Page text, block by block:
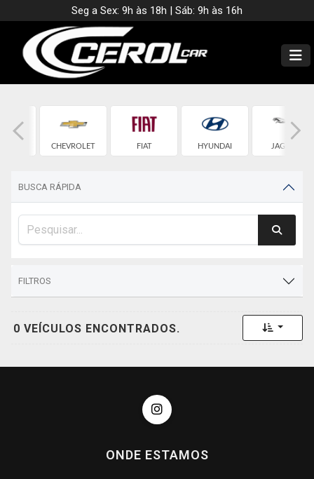
Seg a Sex: 9h às 18h | Sáb: 9h às 16h
CHEVROLET FIAT HYUNDAI JAGUAR
BUSCA RÁPIDA
FILTROS
0 VEÍCULOS ENCONTRADOS. Toggle
ONDE ESTAMOS